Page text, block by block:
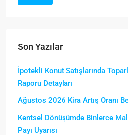
Son Yazılar
İpotekli Konut Satışlarında
Raporu Detayları
Ağustos 2026 Kira Artış Oranı
Kentsel Dönüşümde Binlerce
Payı Uyarısı